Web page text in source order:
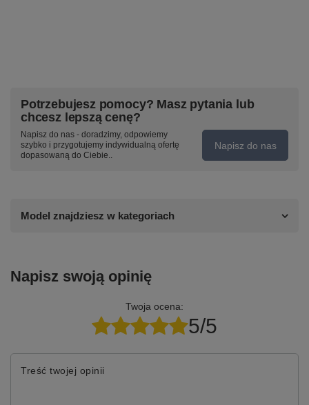
Potrzebujesz pomocy? Masz pytania lub
chcesz lepszą cenę?
Napisz do nas - doradzimy, odpowiemy
szybko i przygotujemy indywidualną ofertę
dopasowaną do Ciebie..
Napisz do nas
Model znajdziesz w kategoriach
Napisz swoją opinię
Twoja ocena:
5/5
Treść twojej opinii